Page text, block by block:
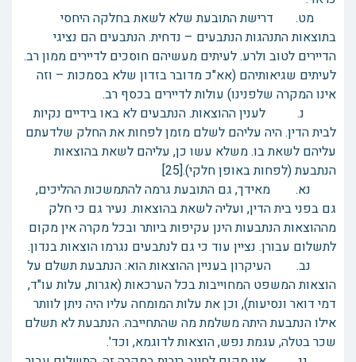
מט. דרישת התובעת שלא לשאת בחלקה היחסי
בתוצאות התנהגות הנתבעים – נדחית. הנתבעים הם נציגי
הדיירים לטוב ולרע. לעיתים מעשיהם חוסכים לדיירים ממון רב.
לעיתים שגיאותיהם (אא"כ מדובר בזדון שלא בסמכות – וזה
אינו המקרה שלפנינו) עולות לדיירים בכסף רב.
נ. לענין ההוצאות. הנתבעים לא באו בידיים נקיות
לבית הדין. היה עליהם לשלם מזמן לפחות את החלק שלדעתם
עליהם לשאת בו. משלא עשו כן, עליהם לשאת בהוצאות
הנתבעת (לפחות באופן חלקי).[25]
נא. מאידך, גם התובעת גרמה להתמשכות ההליכים,
גם בפני בית הדין, ועליה לשאת בהוצאות. נעיר גם כי חלק
מההוצאות הנתבעות הינן עקיפות ביותר ובכל מקרה אין מקום
לתשלום עבורן. נציין עוד כי גם לנתבעים נגרמו הוצאות בנדון.
נב. העיקרון בעניין ההוצאות הוא: הנתבעת תשלם על
הוצאות המשפט המחוייבות בכל הערכאות (אגרות, עלות עו"ד,
דמי דואר ונסיעות), וכן את עלות המומחה עליו היה ניתן לוותר
אילו הנתבעת היתה משלמת מה שהתחייבה. הנתבעת לא תשלם
שכר בטלה, עגמת נפש, הוצאות לדוגמא, וכד'.